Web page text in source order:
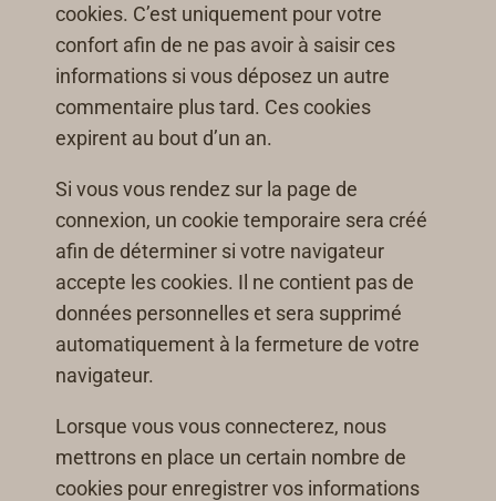
cookies. C’est uniquement pour votre
confort afin de ne pas avoir à saisir ces
informations si vous déposez un autre
commentaire plus tard. Ces cookies
expirent au bout d’un an.
Si vous vous rendez sur la page de
connexion, un cookie temporaire sera créé
afin de déterminer si votre navigateur
accepte les cookies. Il ne contient pas de
données personnelles et sera supprimé
automatiquement à la fermeture de votre
navigateur.
Lorsque vous vous connecterez, nous
mettrons en place un certain nombre de
cookies pour enregistrer vos informations